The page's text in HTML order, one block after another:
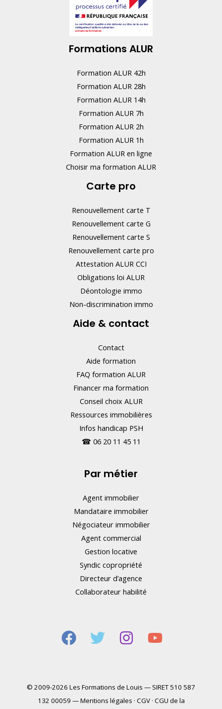
Formations ALUR
Formation ALUR 42h
Formation ALUR 28h
Formation ALUR 14h
Formation ALUR 7h
Formation ALUR 2h
Formation ALUR 1h
Formation ALUR en ligne
Choisir ma formation ALUR
Carte pro
Renouvellement carte T
Renouvellement carte G
Renouvellement carte S
Renouvellement carte pro
Attestation ALUR CCI
Obligations loi ALUR
Déontologie immo
Non-discrimination immo
Aide & contact
Contact
Aide formation
FAQ formation ALUR
Financer ma formation
Conseil choix ALUR
Ressources immobilières
Infos handicap PSH
☎ 06 20 11 45 11
Par métier
Agent immobilier
Mandataire immobilier
Négociateur immobilier
Agent commercial
Gestion locative
Syndic copropriété
Directeur d’agence
Collaborateur habilité
© 2009-2026 Les Formations de Louis — SIRET 510 587
132 00059 —Mentions légales · CGV· CGU de la